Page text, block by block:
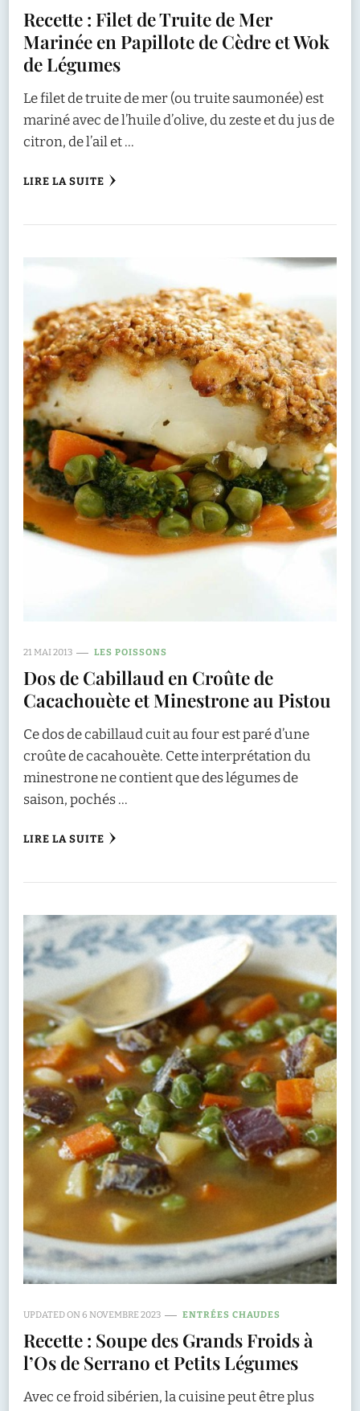
Recette : Filet de Truite de Mer
Marinée en Papillote de Cèdre et Wok
de Légumes
Le filet de truite de mer (ou truite saumonée) est
mariné avec de l’huile d’olive, du zeste et du jus de
citron, de l’ail et …
LIRE LA SUITE
21 MAI 2013 LES POISSONS
Dos de Cabillaud en Croûte de
Cacachouète et Minestrone au Pistou
Ce dos de cabillaud cuit au four est paré d’une
croûte de cacahouète. Cette interprétation du
minestrone ne contient que des légumes de
saison, pochés …
LIRE LA SUITE
UPDATED ON6 NOVEMBRE 2023 ENTRÉES CHAUDES
Recette : Soupe des Grands Froids à
l’Os de Serrano et Petits Légumes
Avec ce froid sibérien, la cuisine peut être plus